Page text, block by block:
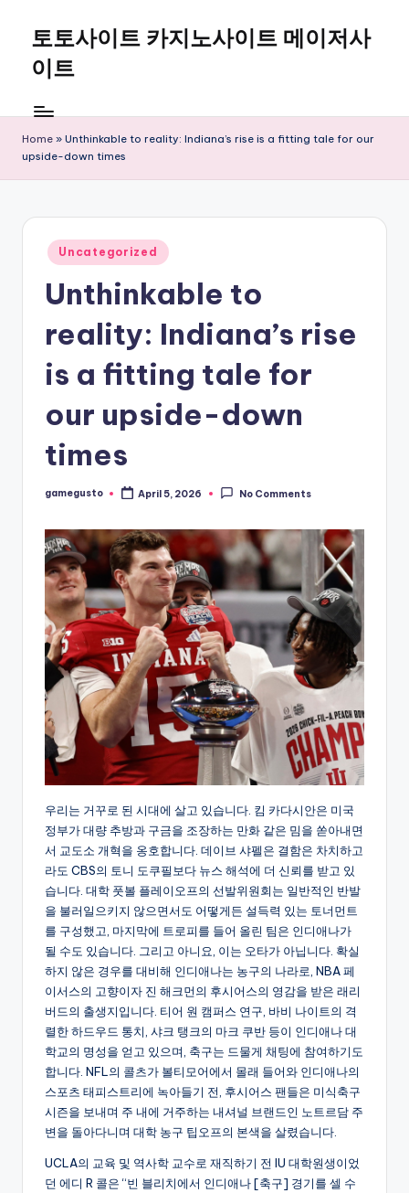
content
토토사이트 카지노사이트 메이저사
이트
Home » Unthinkable to reality: Indiana’s rise is a fitting tale for our
upside-down times
Posted
in
Uncategorized
Unthinkable to
reality: Indiana’s rise
is a fitting tale for
our upside-down
times
Posted
gamegusto April 5, 2026 No Comments
우리는 거꾸로 된 시대에 살고 있습니다. 킴 카다시안은 미국
정부가 대량 추방과 구금을 조장하는 만화 같은 밈을 쏟아내면
서 교도소 개혁을 옹호합니다. 데이브 샤펠은 결함은 차치하고
라도 CBS의 토니 도쿠필보다 뉴스 해석에 더 신뢰를 받고 있
습니다. 대학 풋볼 플레이오프의 선발위원회는 일반적인 반발
을 불러일으키지 않으면서도 어떻게든 설득력 있는 토너먼트
를 구성했고, 마지막에 트로피를 들어 올린 팀은 인디애나가
될 수도 있습니다. 그리고 아니요, 이는 오타가 아닙니다. 확실
하지 않은 경우를 대비해 인디애나는 농구의 나라로, NBA 페
이서스의 고향이자 진 해크먼의 후시어스의 영감을 받은 래리
버드의 출생지입니다. 티어 원 캠퍼스 연구, 바비 나이트의 격
렬한 하드우드 통치, 샤크 탱크의 마크 쿠반 등이 인디애나 대
학교의 명성을 얻고 있으며, 축구는 드물게 채팅에 참여하기도
합니다. NFL의 콜츠가 볼티모어에서 몰래 들어와 인디애나의
스포츠 태피스트리에 녹아들기 전, 후시어스 팬들은 미식축구
시즌을 보내며 주 내에 거주하는 내셔널 브랜드인 노트르담 주
변을 돌아다니며 대학 농구 팁오프의 본색을 살렸습니다.
UCLA의 교육 및 역사학 교수로 재직하기 전 IU 대학원생이었
던 에디 R 콜은 “빈 블리치에서 인디애나 [축구] 경기를 셀 수